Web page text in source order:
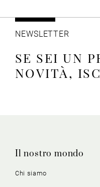
NEWSLETTER
SE SEI UN
NOVITÀ,
Il nostro mondo
Chi siamo